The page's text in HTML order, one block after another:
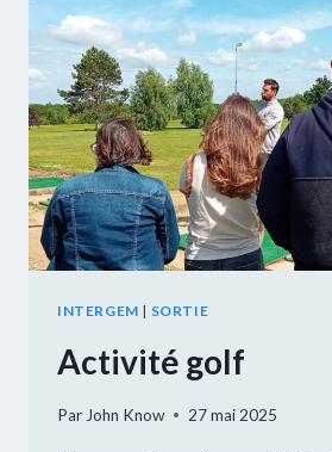
INTERGEM | SORTIE
Activité golf
Par John Know 27 mai 2025